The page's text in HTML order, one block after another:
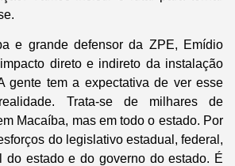
e grande defensor da ZPE, Emídio
direto e indireto da instalação
gente tem a expectativa de ver esse
Trata-se de milhares de
Macaíba, mas em todo o estado. Por
do legislativo estadual, federal,
do estado e do governo do estado. É